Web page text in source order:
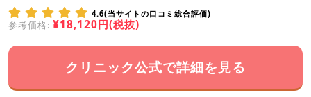
4.6(当サイトの口コミ総合評価)
参考価格: ¥18,120円(税抜)
クリニック公式で詳細を見る